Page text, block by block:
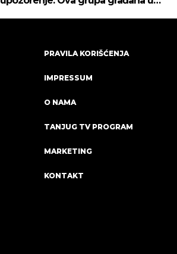
PRAVILA KORIŠĆENJA
IMPRESSUM
O NAMA
TANJUG TV PROGRAM
MARKETING
KONTAKT